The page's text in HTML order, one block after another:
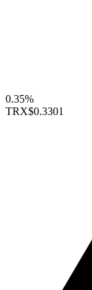
0.35%
TRX$0.3301